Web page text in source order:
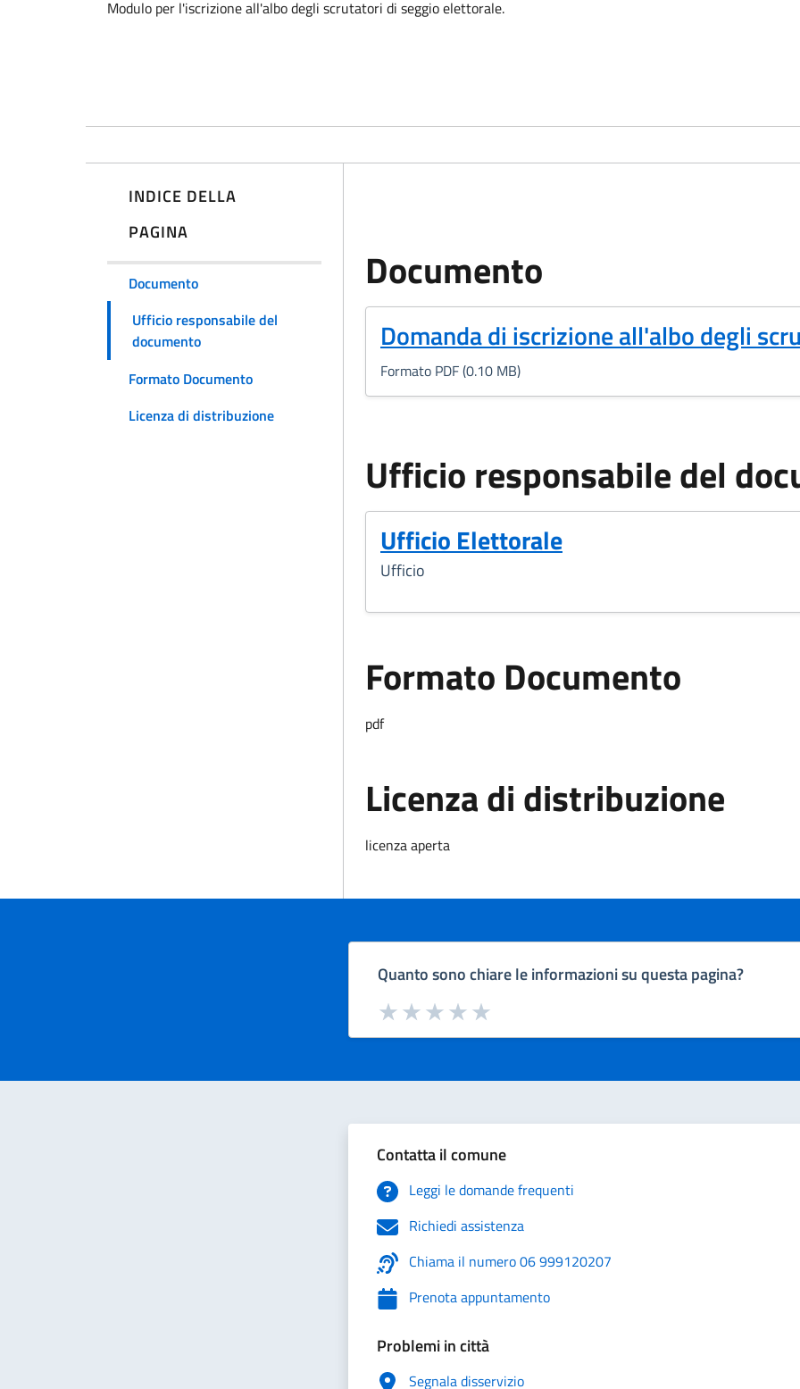
Modulo per l'iscrizione all'albo degli scrutatori di seggio elettorale.
INDICE DELLA
PAGINA
Documento
Ufficio responsabile del
documento
Formato Documento
Licenza di distribuzione
Documento
Domanda di iscrizione all'albo degli
(Formato PDF, 0.10 MB)
Formato PDF (0.10 MB)
Ufficio responsabile del
Ufficio Elettorale
Ufficio
Formato Documento
Formato Documento
pdf
Licenza di distribuzione
licenza aperta
Quanto sono chiare le informazioni su questa pagina?
Valuta da 1 a 5 stelle la pagina
Valuta 5 stelle su 5
Valuta 4 stelle su 5
Valuta 3 stelle su 5
Valuta 2 stelle su 5
Valuta 1 stelle su 5
Contatta il comune
Leggi le domande frequenti
Richiedi assistenza
Chiama il numero 06 999120207
Prenota appuntamento
Problemi in città
Segnala disservizio